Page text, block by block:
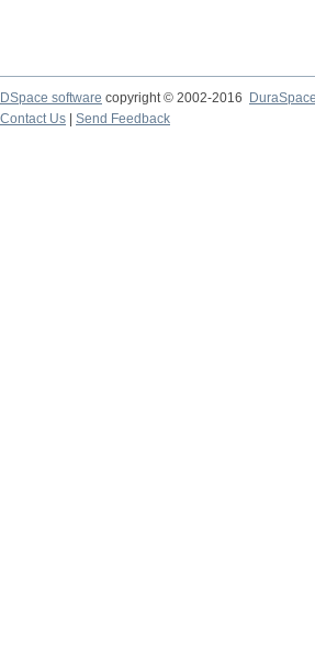
DSpace software copyright © 2002-2016
DuraSpace
Contact Us
Send Feedback